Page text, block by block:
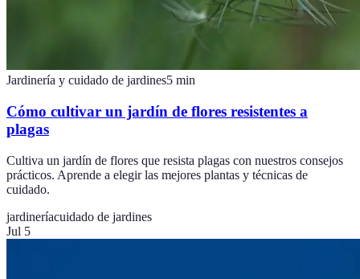
Jardinería y cuidado de jardines5 min
Cómo cultivar un jardín de flores resistentes a
plagas
Cultiva un jardín de flores que resista plagas con nuestros consejos
prácticos. Aprende a elegir las mejores plantas y técnicas de
cuidado.
jardineríacuidado de jardines
Jul 5